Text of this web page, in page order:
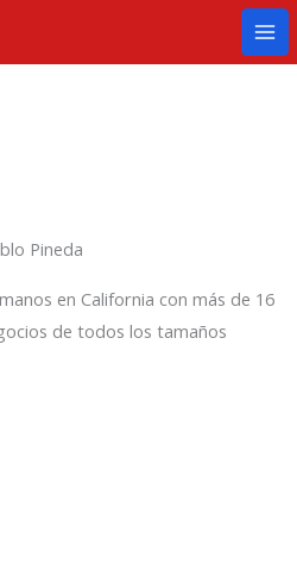
Pineda
en California con más de 16
de todos los tamaños